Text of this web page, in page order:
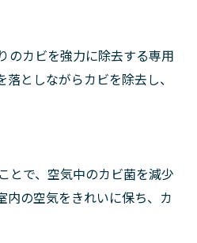
のカビを強力に除去する専用
としながらカビを除去し、
とで、空気中のカビ菌を減少
内の空気をきれいに保ち、カ